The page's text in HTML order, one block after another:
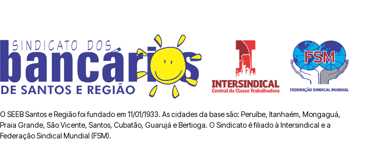
O SEEB Santos e Região foi fundado em 11/01/1933. As cidades da base são: Peruíbe, Itanhaém, Mongaguá,
Praia Grande, São Vicente, Santos, Cubatão, Guarujá e Bertioga. O Sindicato é filiado à Intersindical e a
Federação Sindical Mundial (FSM).